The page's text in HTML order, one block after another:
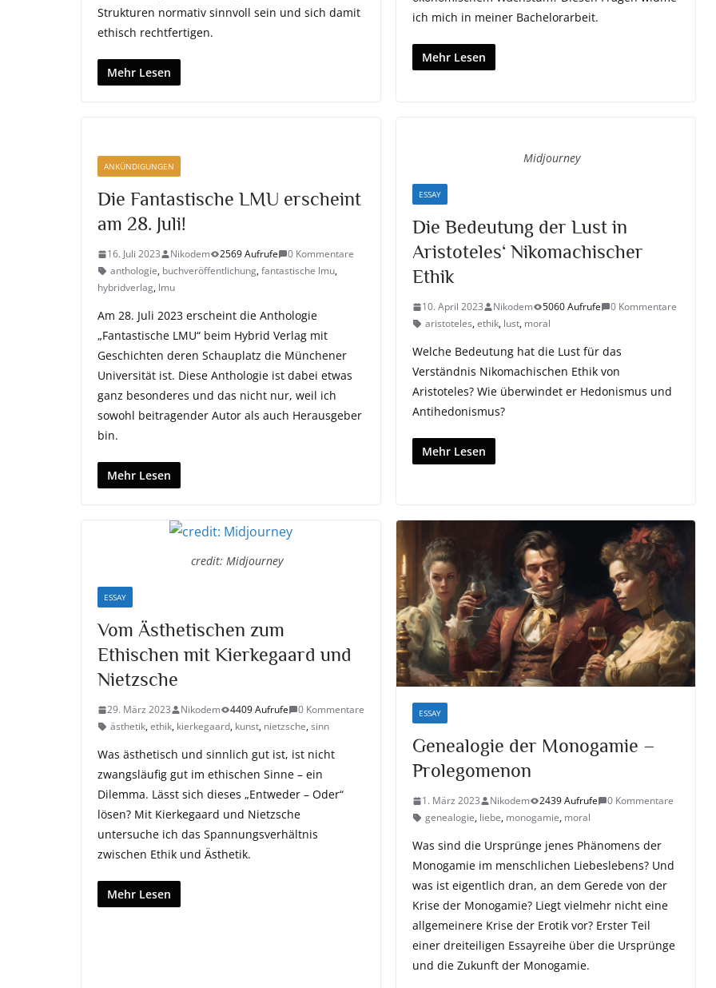
Strukturen normativ sinnvoll sein und sich damit
ethisch rechtfertigen.
Mehr Lesen
ich mich in meiner Bachelorarbeit.
Mehr Lesen
ANKÜNDIGUNGEN
Die Fantastische LMU erscheint
am 28. Juli!
16. Juli 2023 Nikodem 2569 Aufrufe
0 Kommentare
anthologie, buchveröffentlichung,fantastische lmu,
hybridverlag, lmu
Am 28. Juli 2023 erscheint die Anthologie
„Fantastische LMU“ beim Hybrid Verlag mit
Geschichten deren Schauplatz die Münchener
Universität ist. Diese Anthologie ist dabei etwas
ganz besonderes und das nicht nur, weil ich
sowohl beitragender Autor als auch Herausgeber
bin.
Mehr Lesen
Midjourney
ESSAY
Die Bedeutung der Lust in
Aristoteles‘ Nikomachischer
Ethik
10. April 2023 Nikodem 5060 Aufrufe
0 Kommentare
aristoteles,ethik, lust, moral
Welche Bedeutung hat die Lust für das
Verständnis Nikomachischen Ethik von
Aristoteles? Wie überwindet er Hedonismus und
Antihedonismus?
Mehr Lesen
credit: Midjourney
ESSAY
Vom Ästhetischen zum
Ethischen mit Kierkegaard und
Nietzsche
29. März 2023 Nikodem 4409 Aufrufe
0 Kommentare
ästhetik,ethik, kierkegaard, kunst, nietzsche,sinn
Was ästhetisch und sinnlich gut ist, ist nicht
zwangsläufig gut im ethischen Sinne – ein
Dilemma. Lässt sich dieses „Entweder – Oder“
lösen? Mit Kierkegaard und Nietzsche
untersuche ich das Spannungsverhältnis
zwischen Ethik und Ästhetik.
Mehr Lesen
ESSAY
Genealogie der Monogamie –
Prolegomenon
1. März 2023 Nikodem 2439 Aufrufe
0 Kommentare
genealogie, liebe, monogamie, moral
Was sind die Ursprünge jenes Phänomens der
Monogamie im menschlichen Liebeslebens? Und
was ist eigentlich dran, an dem Gerede von der
Krise der Monogamie? Liegt vielmehr nicht eine
allgemeinere Krise der Erotik vor? Erster Teil
einer dreiteiligen Essayreihe über die Ursprünge
und die Zukunft der Monogamie.